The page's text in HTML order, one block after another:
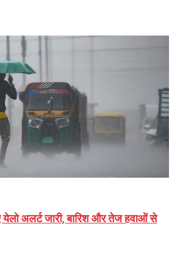
येलो अलर्ट जारी, बारिश और तेज हवाओं से